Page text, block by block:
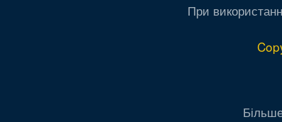
При